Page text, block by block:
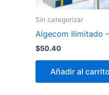
Sin categorizar
Algecom Ilimitado
$50.40
Añadir al carrito